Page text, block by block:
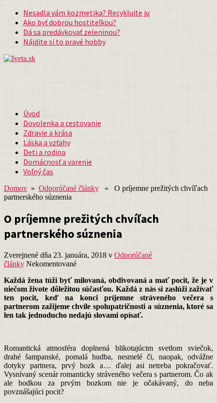
Nesadla vám kozmetika? Recyklujte ju
Ako byť dobrou hostiteľkou?
Dá sa predávkovať zeleninou?
Nájdite si to pravé hobby
Úvod
Dovolenka a cestovanie
Zdravie a krása
Láska a vzťahy
Deti a rodina
Domácnosť a varenie
Voľný čas
Domov » Odporúčané články » O príjemne prežitých chvíľach
partnerského súznenia
O príjemne prežitých chvíľach
partnerského súznenia
Zverejnené dňa 23. januára, 2018 v Odporúčané
články Nekomentované
Každá žena túži byť milovaná, obdivovaná a mať pocit, že je v
niečom živote dôležitou súčasťou. Každá z nás si zaslúži zažívať
ten pocit, keď na konci príjemne stráveného večera s
partnerom zažijeme chvíle spolupatričnosti a súznenia, ktoré sa
len tak jednoducho nedajú slovami opísať.
Romantická atmosféra doplnená blikotajúcim svetlom sviečok,
drahé šampanské, pomalá hudba, nesmelé či, naopak, odvážne
dotyky partnera, prvý bozk a… ďalej asi netreba pokračovať.
Vysnívaný scenár romanticky stráveného večera s partnerom. Čo ak
ale bodkou za prvým bozkom nie je očakávaný, do neba
povznášajúci pocit?